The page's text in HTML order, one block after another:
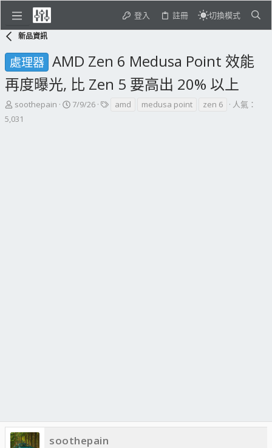
登入 註冊 切換模式
新品資訊
處理器 AMD Zen 6 Medusa Point 效能
再度曝光, 比 Zen 5 要高出 20% 以上
主
題
soothepain
開
7/9/26
標amd medusa point zen 6
人氣：
5,031
soothepain